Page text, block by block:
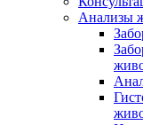
Анализы